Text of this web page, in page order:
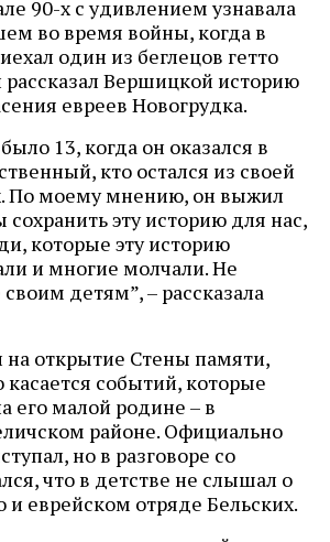
90-х с удивлением узнавала
во время войны, когда в
один из беглецов гетто
рассказал Вершицкой историю
евреев Новогрудка.
13, когда он оказался в
кто остался из своей
По моему мнению, он выжил
сохранить эту историю для нас,
которые эту историю
и многие молчали. Не
детям”, – рассказала
на открытие Стены памяти,
касается событий, которые
его малой родине – в
районе. Официально
но в разговоре со
что в детстве не слышал о
и еврейском отряде Бельских.